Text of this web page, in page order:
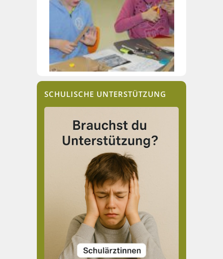
SCHULISCHE UNTERSTÜTZUNG